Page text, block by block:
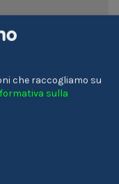
che raccogliamo su
sulla